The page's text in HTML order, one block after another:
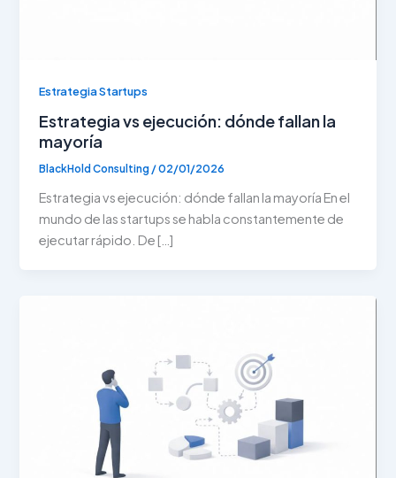
Estrategia Startups
Estrategia vs ejecución: dónde fallan la
mayoría
BlackHold Consulting /02/01/2026
Estrategia vs ejecución: dónde fallan la mayoría En el
mundo de las startups se habla constantemente de
ejecutar rápido. De […]